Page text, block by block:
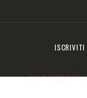
ISCRIVITI
Se compri in